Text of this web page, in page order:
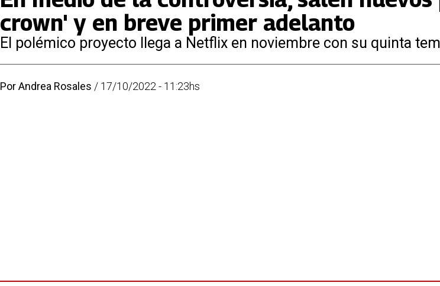
crown' y en breve primer adelanto
El polémico proyecto llega a Netflix en noviembre con su quinta
PorAndrea Rosales / 17/10/2022 - 11:23hs